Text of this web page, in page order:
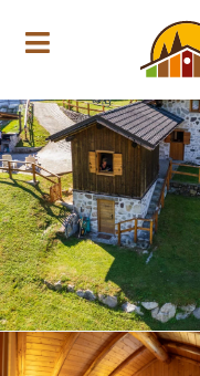
Apertura annuale